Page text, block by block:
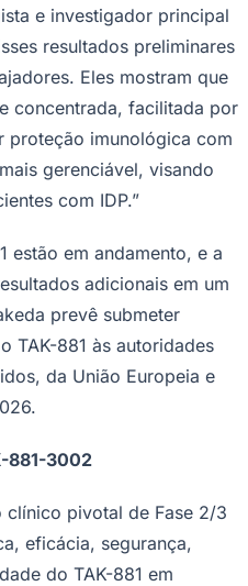
e investigador principal
resultados preliminares
Eles mostram que
concentrada, facilitada por
proteção imunológica com
gerenciável, visando
com IDP.”
estão em andamento, e a
adicionais em um
prevê submeter
TAK-881 às autoridades
da União Europeia e
881-3002
clínico pivotal de Fase 2/3
eficácia, segurança,
do TAK-881 em